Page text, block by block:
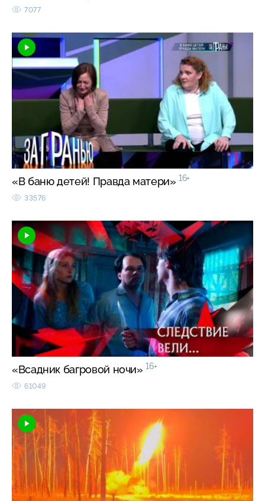
7077
«В баню детей! Правда матери» 16+
33576
«Всадник багровой ночи» 16+
61049